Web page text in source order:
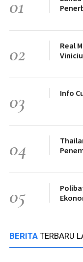
01
02
Real
03 Info
04
05
BERITA TERBARU